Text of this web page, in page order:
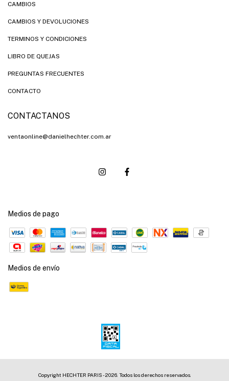
CAMBIOS
CAMBIOS Y DEVOLUCIONES
TERMINOS Y CONDICIONES
LIBRO DE QUEJAS
PREGUNTAS FRECUENTES
CONTACTO
CONTACTANOS
ventaonline@danielhechter.com.ar
Medios de pago
Medios de envío
Copyright HECHTER PARIS - 2026. Todos los derechos reservados.